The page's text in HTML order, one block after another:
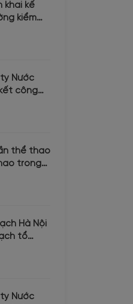
khai kế
kiểm
Nước
công
thể thao
trong
Hà Nội
tổ
Nước